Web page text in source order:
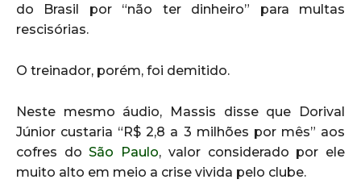
do Brasil por “não ter dinheiro” para multas
rescisórias.
O treinador, porém, foi demitido.
Neste mesmo áudio, Massis disse que Dorival
Júnior custaria “R$ 2,8 a 3 milhões por mês” aos
cofres doSão Paulo, valor considerado por ele
muito alto em meio a crise vivida pelo clube.